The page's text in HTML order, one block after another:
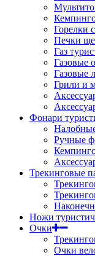
Горелки
Печки
Газ
Газовые
Газовые
Грили и
Фонари
Ручные
Трекинговые
Ножи
Очки
Очки